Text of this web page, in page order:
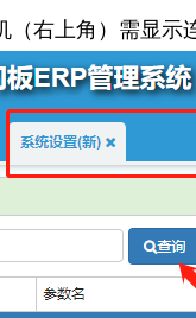
（右上角）需显示